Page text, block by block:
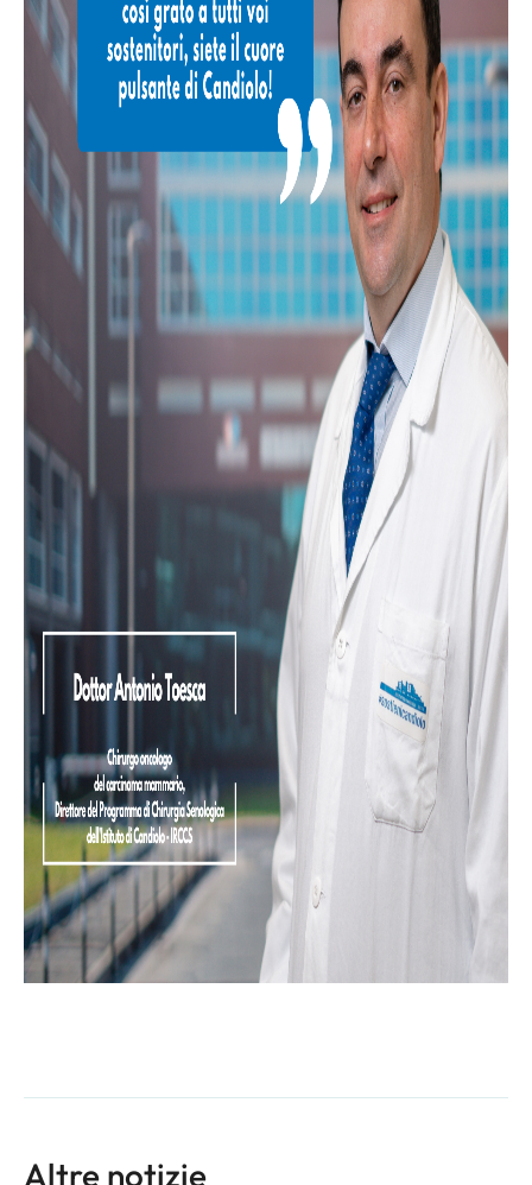
Altre notizie